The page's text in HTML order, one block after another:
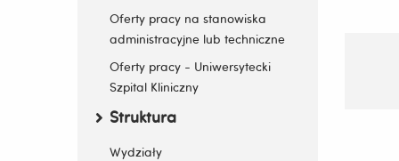
Oferty pracy na stanowiska
administracyjne lub techniczne
Oferty pracy - Uniwersytecki
Szpital Kliniczny
Struktura
Zwiń / rozwiń submenu
Wydziały